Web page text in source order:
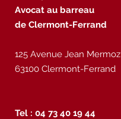
Avocat au barreau
de Clermont-Ferrand
125 Avenue Jean Mermoz
63100 Clermont-Ferrand
Tel : 04 73 40 19 44